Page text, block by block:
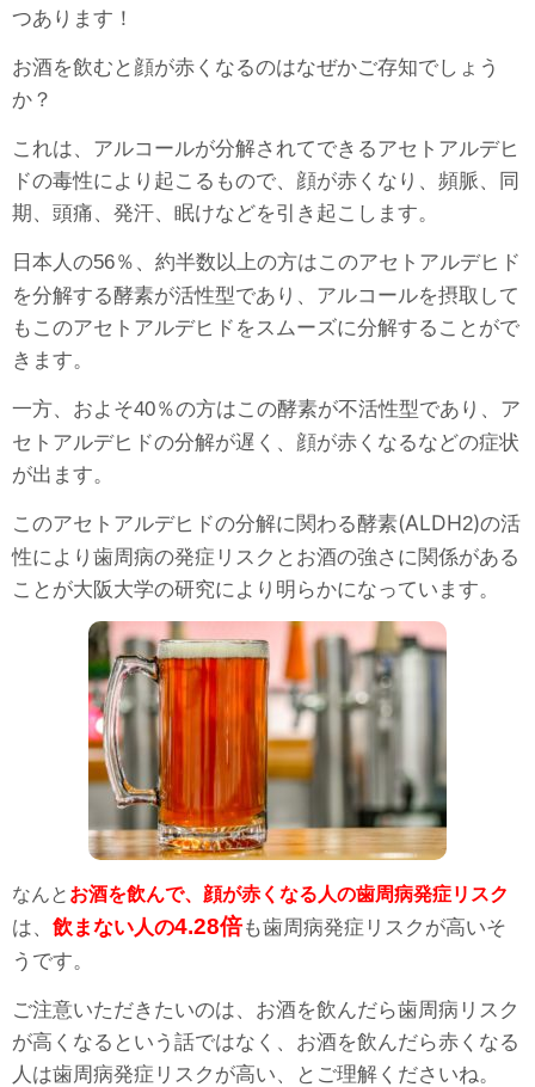
つあります！
お酒を飲むと顔が赤くなるのはなぜかご存知でしょう
か？
これは、アルコールが分解されてできるアセトアルデヒ
ドの毒性により起こるもので、顔が赤くなり、頻脈、同
期、頭痛、発汗、眠けなどを引き起こします。
日本人の56％、約半数以上の方はこのアセトアルデヒド
を分解する酵素が活性型であり、アルコールを摂取して
もこのアセトアルデヒドをスムーズに分解することがで
きます。
一方、およそ40％の方はこの酵素が不活性型であり、ア
セトアルデヒドの分解が遅く、顔が赤くなるなどの症状
が出ます。
このアセトアルデヒドの分解に関わる酵素(ALDH2)の活
性により歯周病の発症リスクとお酒の強さに関係がある
ことが大阪大学の研究により明らかになっています。
なんと お酒を飲んで、顔が赤くなる人の歯周病発症リスク
は、 飲まない人の4.28倍も歯周病発症リスクが高いそ
うです。
ご注意いただきたいのは、お酒を飲んだら歯周病リスク
が高くなるという話ではなく、お酒を飲んだら赤くなる
人は歯周病発症リスクが高い、とご理解くださいね。